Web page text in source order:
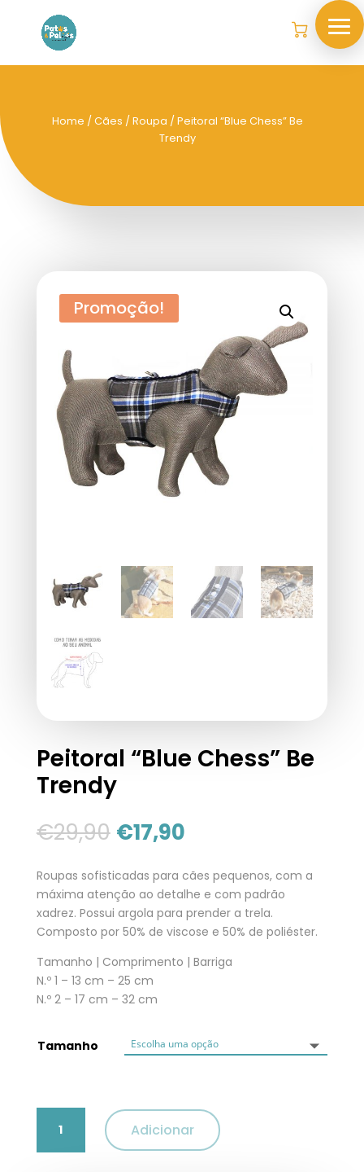
Home /Cães /Roupa / Peitoral “Blue Chess” Be
Trendy
Promoção!
Peitoral “Blue Chess” Be
Trendy
€29,90 €17,90
Roupas sofisticadas para cães pequenos, com a
máxima atenção ao detalhe e com padrão
xadrez. Possui argola para prender a trela.
Composto por 50% de viscose e 50% de poliéster.
Tamanho | Comprimento | Barriga
N.º 1 – 13 cm – 25 cm
N.º 2 – 17 cm – 32 cm
Tamanho
Quantidade
Peitoral
Adicionar